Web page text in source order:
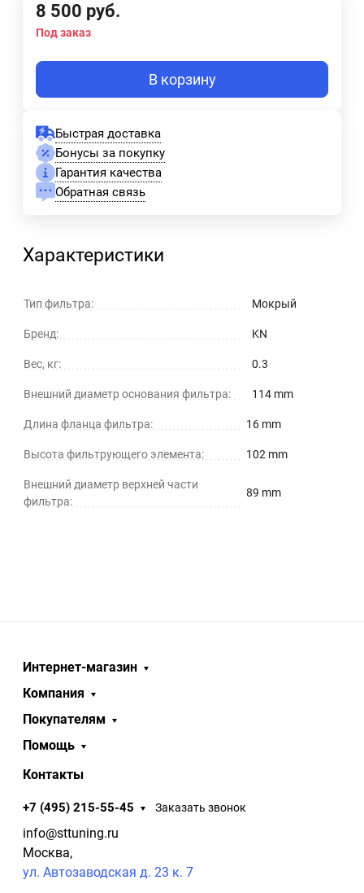
8 500 руб.
Под заказ
В корзину
Быстрая доставка
Бонусы за покупку
Гарантия качества
Обратная связь
Характеристики
Тип фильтра: Мокрый
Бренд: KN
Вес, кг: 0.3
Внешний диаметр основания фильтра: 114 mm
Длина фланца фильтра: 16 mm
Высота фильтрующего элемента: 102 mm
Внешний диаметр верхней части
фильтра:
89 mm
Интернет-магазин
Компания
Покупателям
Помощь
Контакты
+7 (495) 215-55-45 Заказать звонок
info@sttuning.ru
Москва,
ул. Автозаводская д. 23 к. 7